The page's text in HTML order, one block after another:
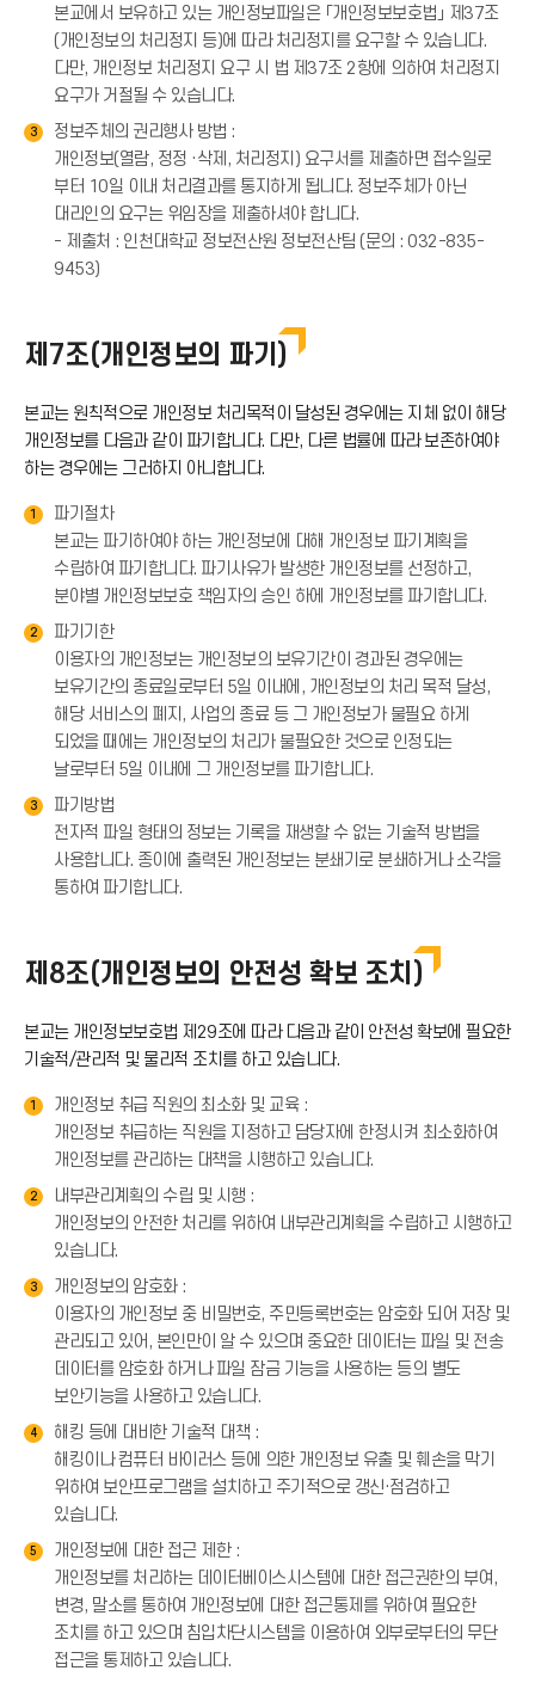
본교에서 보유하고 있는 개인정보파일은 「개인정보보호법」 제37조
(개인정보의 처리정지 등)에 따라 처리정지를 요구할 수 있습니다.
다만, 개인정보 처리정지 요구 시 법 제37조 2항에 의하여 처리정지
요구가 거절될 수 있습니다.
3
정보주체의 권리행사 방법 :
개인정보(열람, 정정 ·삭제, 처리정지) 요구서를 제출하면 접수일로
부터 10일 이내 처리결과를 통지하게 됩니다. 정보주체가 아닌
대리인의 요구는 위임장을 제출하셔야 합니다.
- 제출처 : 인천대학교 정보전산원 정보전산팀 (문의 : 032-835-
9453)
제7조(개인정보의 파기)
본교는 원칙적으로 개인정보 처리목적이 달성된 경우에는 지체 없이 해당
개인정보를 다음과 같이 파기합니다. 다만, 다른 법률에 따라 보존하여야
하는 경우에는 그러하지 아니합니다.
1
파기절차
본교는 파기하여야 하는 개인정보에 대해 개인정보 파기계획을
수립하여 파기합니다. 파기사유가 발생한 개인정보를 선정하고,
분야별 개인정보보호 책임자의 승인 하에 개인정보를 파기합니다.
2
파기기한
이용자의 개인정보는 개인정보의 보유기간이 경과된 경우에는
보유기간의 종료일로부터 5일 이내에, 개인정보의 처리 목적 달성,
해당 서비스의 폐지, 사업의 종료 등 그 개인정보가 불필요 하게
되었을 때에는 개인정보의 처리가 불필요한 것으로 인정되는
날로부터 5일 이내에 그 개인정보를 파기합니다.
3
파기방법
전자적 파일 형태의 정보는 기록을 재생할 수 없는 기술적 방법을
사용합니다. 종이에 출력된 개인정보는 분쇄기로 분쇄하거나 소각을
통하여 파기합니다.
제8조(개인정보의 안전성 확보 조치)
본교는 개인정보보호법 제29조에 따라 다음과 같이 안전성 확보에 필요한
기술적/관리적 및 물리적 조치를 하고 있습니다.
1
개인정보 취급 직원의 최소화 및 교육 :
개인정보 취급하는 직원을 지정하고 담당자에 한정시켜 최소화하여
개인정보를 관리하는 대책을 시행하고 있습니다.
2
내부관리계획의 수립 및 시행 :
개인정보의 안전한 처리를 위하여 내부관리계획을 수립하고 시행하고
있습니다.
3
개인정보의 암호화 :
이용자의 개인정보 중 비밀번호, 주민등록번호는 암호화 되어 저장 및
관리되고 있어, 본인만이 알 수 있으며 중요한 데이터는 파일 및 전송
데이터를 암호화 하거나 파일 잠금 기능을 사용하는 등의 별도
보안기능을 사용하고 있습니다.
4
해킹 등에 대비한 기술적 대책 :
해킹이나 컴퓨터 바이러스 등에 의한 개인정보 유출 및 훼손을 막기
위하여 보안프로그램을 설치하고 주기적으로 갱신·점검하고
있습니다.
5
개인정보에 대한 접근 제한 :
개인정보를 처리하는 데이터베이스시스템에 대한 접근권한의 부여,
변경, 말소를 통하여 개인정보에 대한 접근통제를 위하여 필요한
조치를 하고 있으며 침입차단시스템을 이용하여 외부로부터의 무단
접근을 통제하고 있습니다.